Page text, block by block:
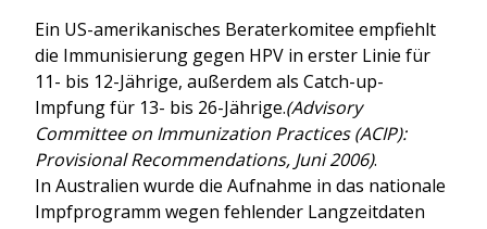
Ein US-amerikanisches Beraterkomitee empfiehlt
die Immunisierung gegen HPV in erster Linie für
11- bis 12-Jährige, außerdem als Catch-up-
Impfung für 13- bis 26-Jährige.(Advisory
Committee on Immunization Practices (ACIP):
Provisional Recommendations, Juni 2006).
In Australien wurde die Aufnahme in das nationale
Impfprogramm wegen fehlender Langzeitdaten